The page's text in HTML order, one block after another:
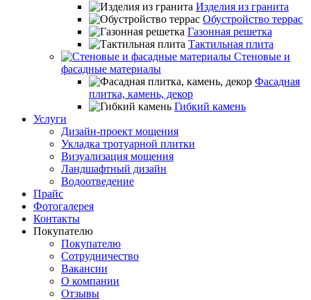
Изделия из гранита
Обустройство террас
Газонная решетка
Тактильная плита
Стеновые и
фасадные материалы
Фасадная
плитка, камень, декор
Гибкий камень
Услуги
Дизайн-проект мощения
Укладка тротуарной плитки
Визуализация мощения
Ландшафтный дизайн
Водоотведение
Прайс
Фотогалерея
Контакты
Покупателю
Покупателю
Сотрудничество
Вакансии
О компании
Отзывы